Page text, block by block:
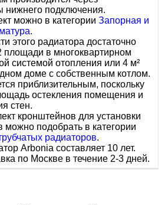
нижнего подключения.
можно в категории Запорная и
.
этого радиатора достаточно
площади в многоквартирном
системой отопления или 4 м²
доме с собственным котлом.
приблизительным, поскольку
остекления помещения и
стен.
кронштейнов для установки
можно подобрать в категории
радиаторов.
Arbonia составляет 10 лет.
по Москве в течение 2-3 дней.